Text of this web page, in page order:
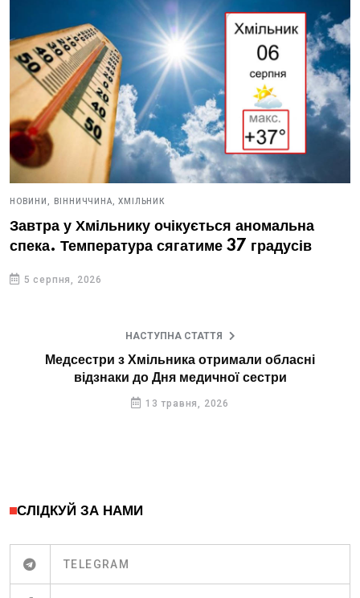
НОВИНИ, ВІННИЧЧИНА, ХМІЛЬНИК
Завтра у Хмільнику очікується аномальна
спека. Температура сягатиме 37 градусів
5 серпня, 2026
НАСТУПНА СТАТТЯ
Медсестри з Хмільника отримали обласні
відзнаки до Дня медичної сестри
13 травня, 2026
СЛІДКУЙ ЗА НАМИ
TELEGRAM